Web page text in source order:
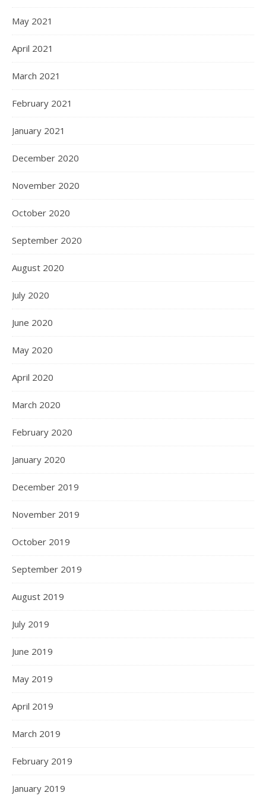
May 2021
April 2021
March 2021
February 2021
January 2021
December 2020
November 2020
October 2020
September 2020
August 2020
July 2020
June 2020
May 2020
April 2020
March 2020
February 2020
January 2020
December 2019
November 2019
October 2019
September 2019
August 2019
July 2019
June 2019
May 2019
April 2019
March 2019
February 2019
January 2019